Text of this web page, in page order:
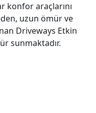
konfor araçlarını
uzun ömür ve
Driveways Etkin
sunmaktadır.